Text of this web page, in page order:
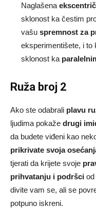
Naglašena
sklonost ka čestim
vašu spremnost za
eksperimentišete, i to
sklonost ka
Ruža broj 2
Ako ste odabrali plavu
ljudima pokaže drugi
da budete viđeni kao
prikrivate svoja
tjerati da krijete svoje
prihvatanju i podršci od
divite vam se, ali se
potpuno iskreni.